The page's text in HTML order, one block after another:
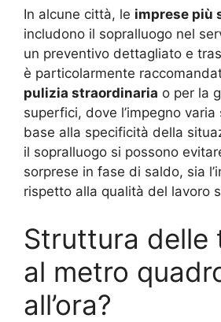
In alcune città, le imprese più
includono il sopralluogo nel
un preventivo dettagliato e
è particolarmente
pulizia straordinaria o per la
superfici, dove l’impegno
base alla specificità della
il sopralluogo si possono
sorprese in fase di saldo, sia
rispetto alla qualità del lavoro
Struttura delle
al metro
all’ora?